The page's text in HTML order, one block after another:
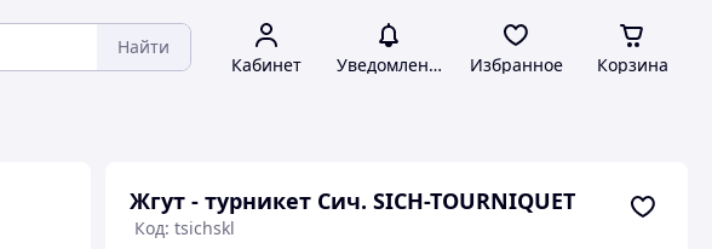
Найти
Кабинет Уведомления Избранное Корзина
Жгут - турникет Сич. SICH-TOURNIQUET
Код: tsichskl